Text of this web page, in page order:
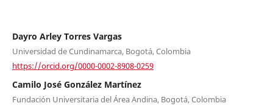
Dayro Arley Torres Vargas
Universidad de Cundinamarca, Bogotá, Colombia
https://orcid.org/0000-0002-8908-0259
Camilo José González Martínez
Fundación Universitaria del Área Andina, Bogotá, Colombia